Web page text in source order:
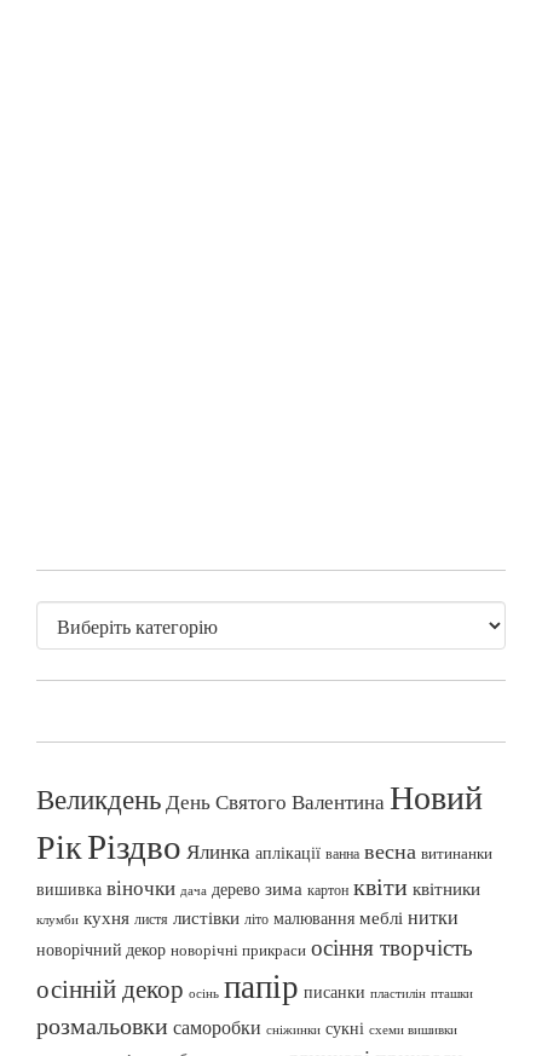
ВеликденьДень Святого ВалентинаНовий
РікРіздво Ялинка аплікації ванна весна витинанки
вишивка віночки дача дерево зима картон квіти квітники
клумби кухня листя листівки літо малювання меблі нитки
новорічний декор новорічні прикраси осіння творчість
осінній декор осінь папір писанки пластилін пташки
розмальовки саморобки сніжинки сукні схеми вишивки